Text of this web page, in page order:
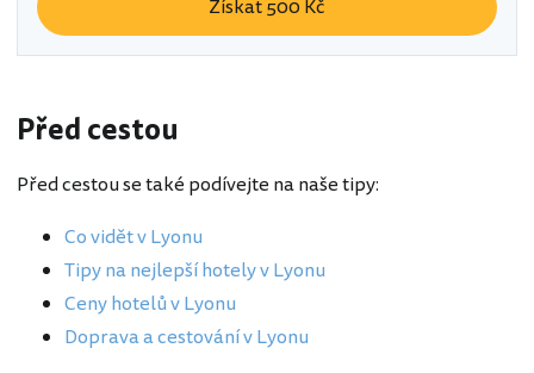
Získat 500 Kč
Před cestou
Před cestou se také podívejte na naše tipy:
Co vidět v Lyonu
Tipy na nejlepší hotely v Lyonu
Ceny hotelů v Lyonu
Doprava a cestování v Lyonu